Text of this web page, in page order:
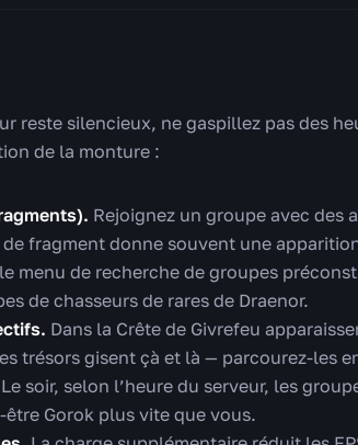
reste silencieux, ne gaspillez pas des
de la monture :
Rejoignez un groupe avec des
fragment donne souvent une
menu de recherche de groupes
de chasseurs de rares de Draenor.
Dans la Crête de Givrefeu
trésors gisent çà et là — parcourez-les
Le soir, selon l’heure du serveur, les
Gorok plus vite que vous.